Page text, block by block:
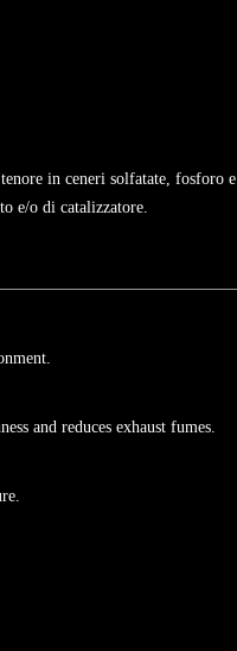
in ceneri solfatate,
e/o di catalizzatore.
and reduces exhaust fumes.